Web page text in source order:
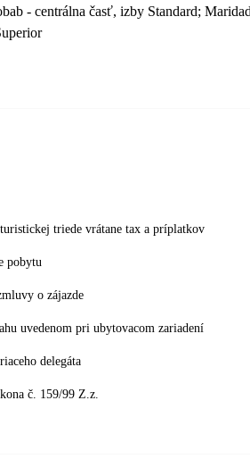
- centrálna časť, izby Standard;
triede vrátane tax a príplatkov
pobytu
o zájazde
uvedenom pri ubytovacom zariadení
delegáta
č. 159/99 Z.z.